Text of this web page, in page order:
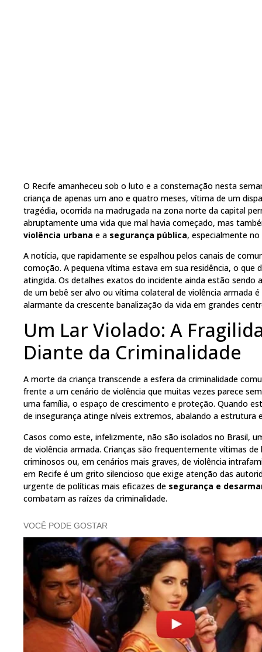
O Recife amanheceu sob o luto e a consternação nesta
criança de apenas um ano e quatro meses, vítima de um
tragédia, ocorrida na madrugada na zona norte da capital
abruptamente uma vida que mal havia começado, mas
violência urbana e a segurança pública, especialmente
A notícia, que rapidamente se espalhou pelos canais de
comoção. A pequena vítima estava em sua residência, o que
atingida. Os detalhes exatos do incidente ainda estão sendo
de um bebê ser alvo ou vítima colateral de violência armada
alarmante da crescente banalização da vida em grandes
Um Lar Violado: A
Diante da Criminalidade
A morte da criança transcende a esfera da criminalidade
frente a um cenário de violência que muitas vezes parece
uma família, o espaço de crescimento e proteção. Quando
de insegurança atinge níveis extremos, abalando a estrutura
Casos como este, infelizmente, não são isolados no Brasil,
de violência armada. Crianças são frequentemente vítimas
criminosos ou, em cenários mais graves, de violência
em Recife é um grito silencioso que exige atenção das
urgente de políticas mais eficazes de segurança e
combatam as raízes da criminalidade.